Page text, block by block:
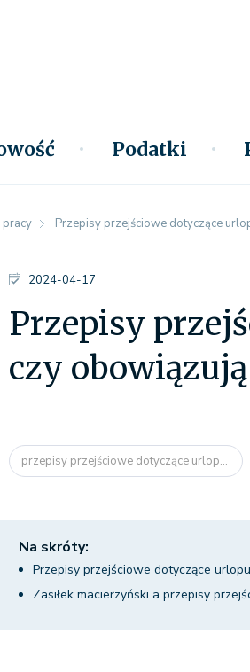
Podatki
pracy Przepisy przejściowe dotyczące
2024-04-17
Przepisy
czy
przepisy przejściowe dotyczące urlop...
Na skróty:
Przepisy przejściowe dotyczące
Zasiłek macierzyński a przepisy